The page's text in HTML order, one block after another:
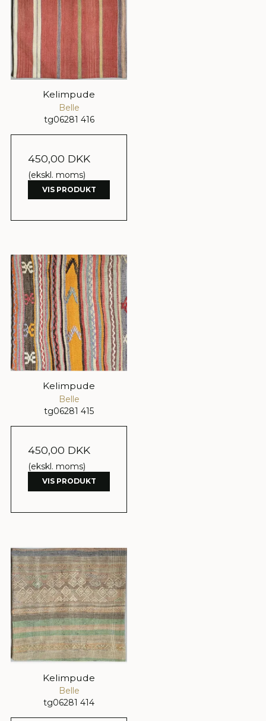
Kelimpude
Belle
tg06281 416
450,00 DKK
(ekskl. moms)
VIS PRODUKT
Kelimpude
Belle
tg06281 415
450,00 DKK
(ekskl. moms)
VIS PRODUKT
Kelimpude
Belle
tg06281 414